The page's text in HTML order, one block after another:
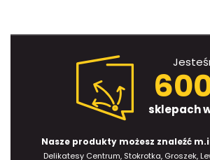
sklepach
Nasze produkty możesz znaleźć
Delikatesy Centrum, Stokrotka, Groszek,